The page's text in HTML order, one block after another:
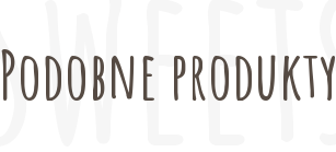
Podobne produkty